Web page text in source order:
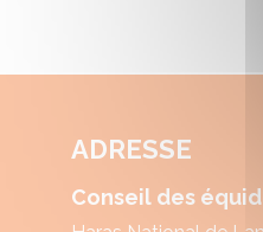
ADRESSE
Conseil des